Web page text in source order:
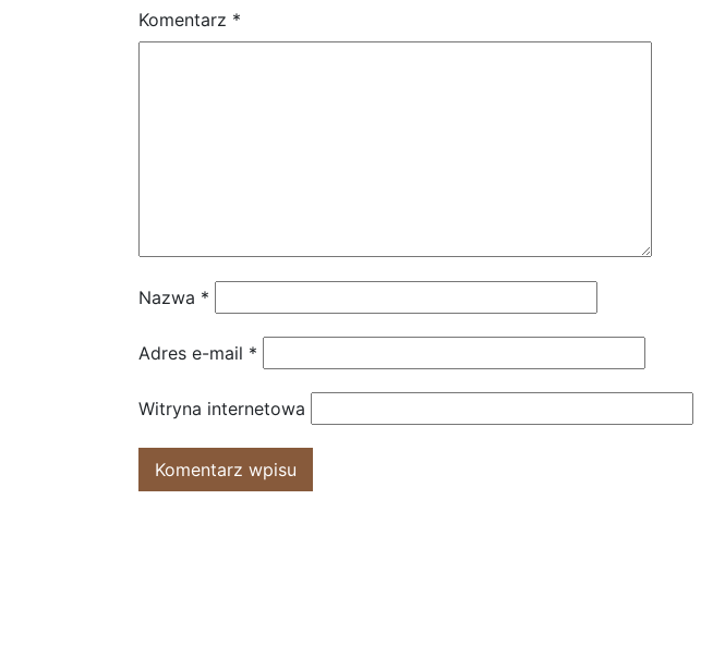
Komentarz *
Nazwa *
Adres e-mail *
Witryna internetowa